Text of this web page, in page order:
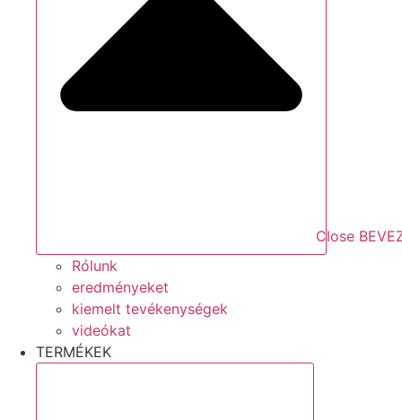
Close
Rólunk
eredményeket
kiemelt tevékenységek
videókat
TERMÉKEK